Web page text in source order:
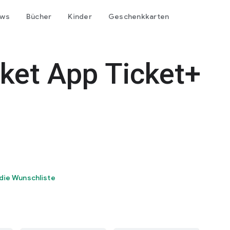
Bücher Kinder Geschenkkarten
App Ticket+
Wunschliste